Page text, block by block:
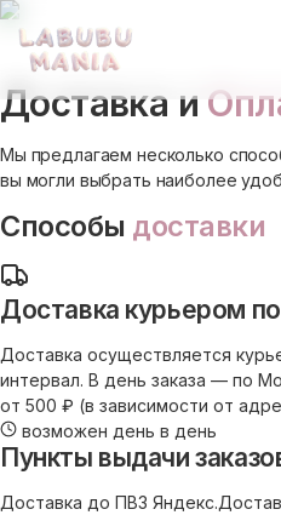
Доставка и
Мы предлагаем несколько
вы могли выбрать наиболее
Способы доставки
Доставка курьером
Доставка осуществляется
интервал. В день заказа — по
от 500 ₽ (в зависимости от
возможен день в день
Пункты выдачи
Доставка до ПВЗ